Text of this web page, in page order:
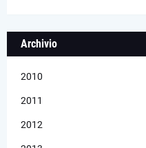
Archivio
2010
2011
2012